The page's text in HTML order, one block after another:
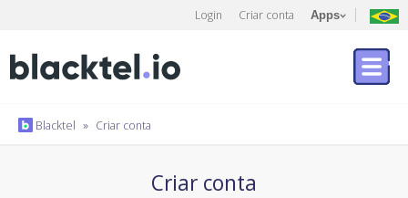
Login Criar conta Apps
Blacktel » Criar conta
Criar conta